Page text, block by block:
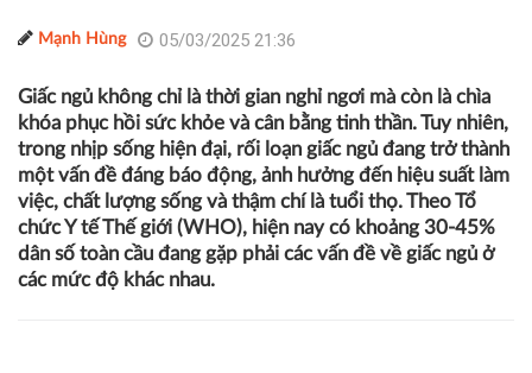
Mạnh Hùng 05/03/2025 21:36
Giấc ngủ không chỉ là thời gian nghỉ ngơi mà còn là chìa
khóa phục hồi sức khỏe và cân bằng tinh thần. Tuy nhiên,
trong nhịp sống hiện đại, rối loạn giấc ngủ đang trở thành
một vấn đề đáng báo động, ảnh hưởng đến hiệu suất làm
việc, chất lượng sống và thậm chí là tuổi thọ. Theo Tổ
chức Y tế Thế giới (WHO), hiện nay có khoảng 30-45%
dân số toàn cầu đang gặp phải các vấn đề về giấc ngủ ở
các mức độ khác nhau.